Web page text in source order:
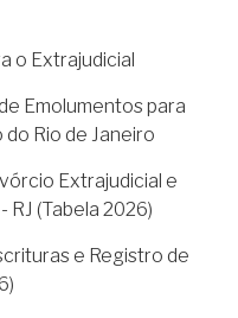
o Extrajudicial
Emolumentos para
Rio de Janeiro
Extrajudicial e
RJ (Tabela 2026)
e Registro de